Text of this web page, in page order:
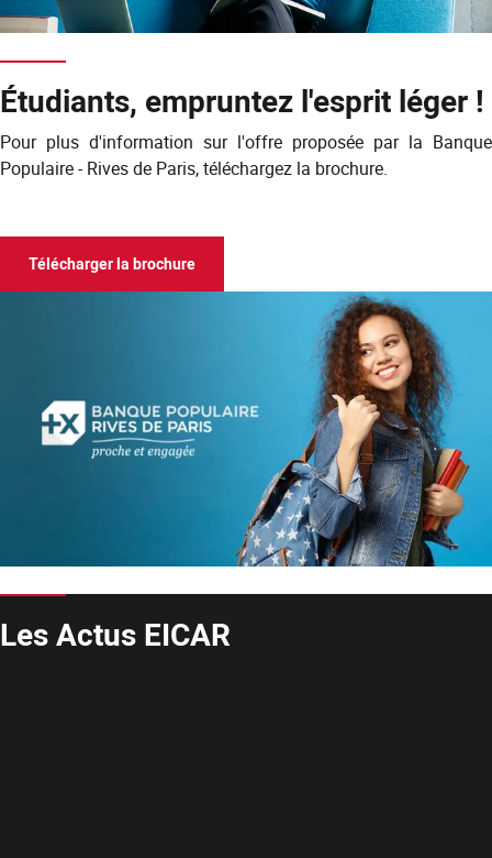
Étudiants, empruntez l'esprit léger !
Pour plus d'information sur l'offre proposée par la Banque
Populaire - Rives de Paris, téléchargez la brochure.
Télécharger la brochure
Les Actus EICAR